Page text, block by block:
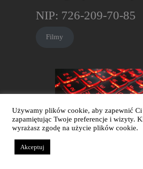
NIP: 726-209-70-85
Filmy
Obserwuj reporter-ntr.pl na
Używamy plików cookie, aby zapewnić Ci
zapamiętując Twoje preferencje i wizyty.
wyrażasz zgodę na użycie plików cookie.
Akceptuj